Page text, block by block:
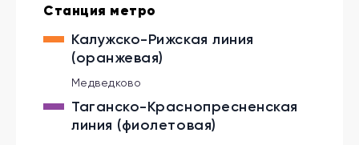
Ясенево
Улица Скобелевская
Б-р Адм Ушакова
Улица Горчакова
Бунинская Аллея Домодедово
Станция метро
Калужско-Рижская линия
(оранжевая)
Медведково
Таганско-Краснопресненская
линия (фиолетовая)